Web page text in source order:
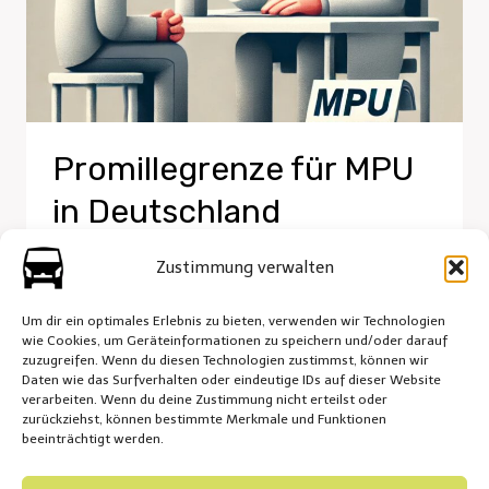
Zustimmung verwalten
Um dir ein optimales Erlebnis zu bieten, verwenden wir Technologien
wie Cookies, um Geräteinformationen zu speichern und/oder darauf
zuzugreifen. Wenn du diesen Technologien zustimmst, können wir
Daten wie das Surfverhalten oder eindeutige IDs auf dieser Website
verarbeiten. Wenn du deine Zustimmung nicht erteilst oder
zurückziehst, können bestimmte Merkmale und Funktionen
beeinträchtigt werden.
Promillegrenze für MPU
in Deutschland
16. März 2025
Impressum